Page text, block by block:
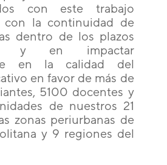
con este trabajo
con la continuidad de
dentro de los plazos
y en impactar
en la calidad del
en favor de más de
5100 docentes y
de nuestros 21
zonas periurbanas de
y 9 regiones del